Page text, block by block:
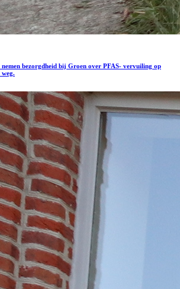
nemen bezorgdheid bij Groen over PFAS- vervuiling op